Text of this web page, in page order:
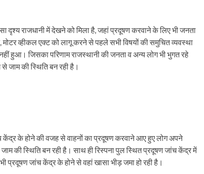
दृश्य राजधानी में देखने को मिला है, जहां प्रदूषण करवाने के लिए भी जनता
मोटर व्हीकल एक्ट को लागू करने से पहले सभी विषयों की समुचित व्यवस्था
हुआ। जिसका परिणाम राजस्थानी की जनता व अन्य लोग भी भुगत रहे
जाम की स्थिति बन रही है।
केंद्र के होने की वजह से वाहनों का प्रदूषण करवाने आए हुए लोग अपने
की स्थिति बन रही है। साथ ही रिस्पना पुल स्थित प्रदूषण जांच केंद्र में
प्रदूषण जांच केंद्र के होने से वहां खासा भीड़ जमा हो रही है।